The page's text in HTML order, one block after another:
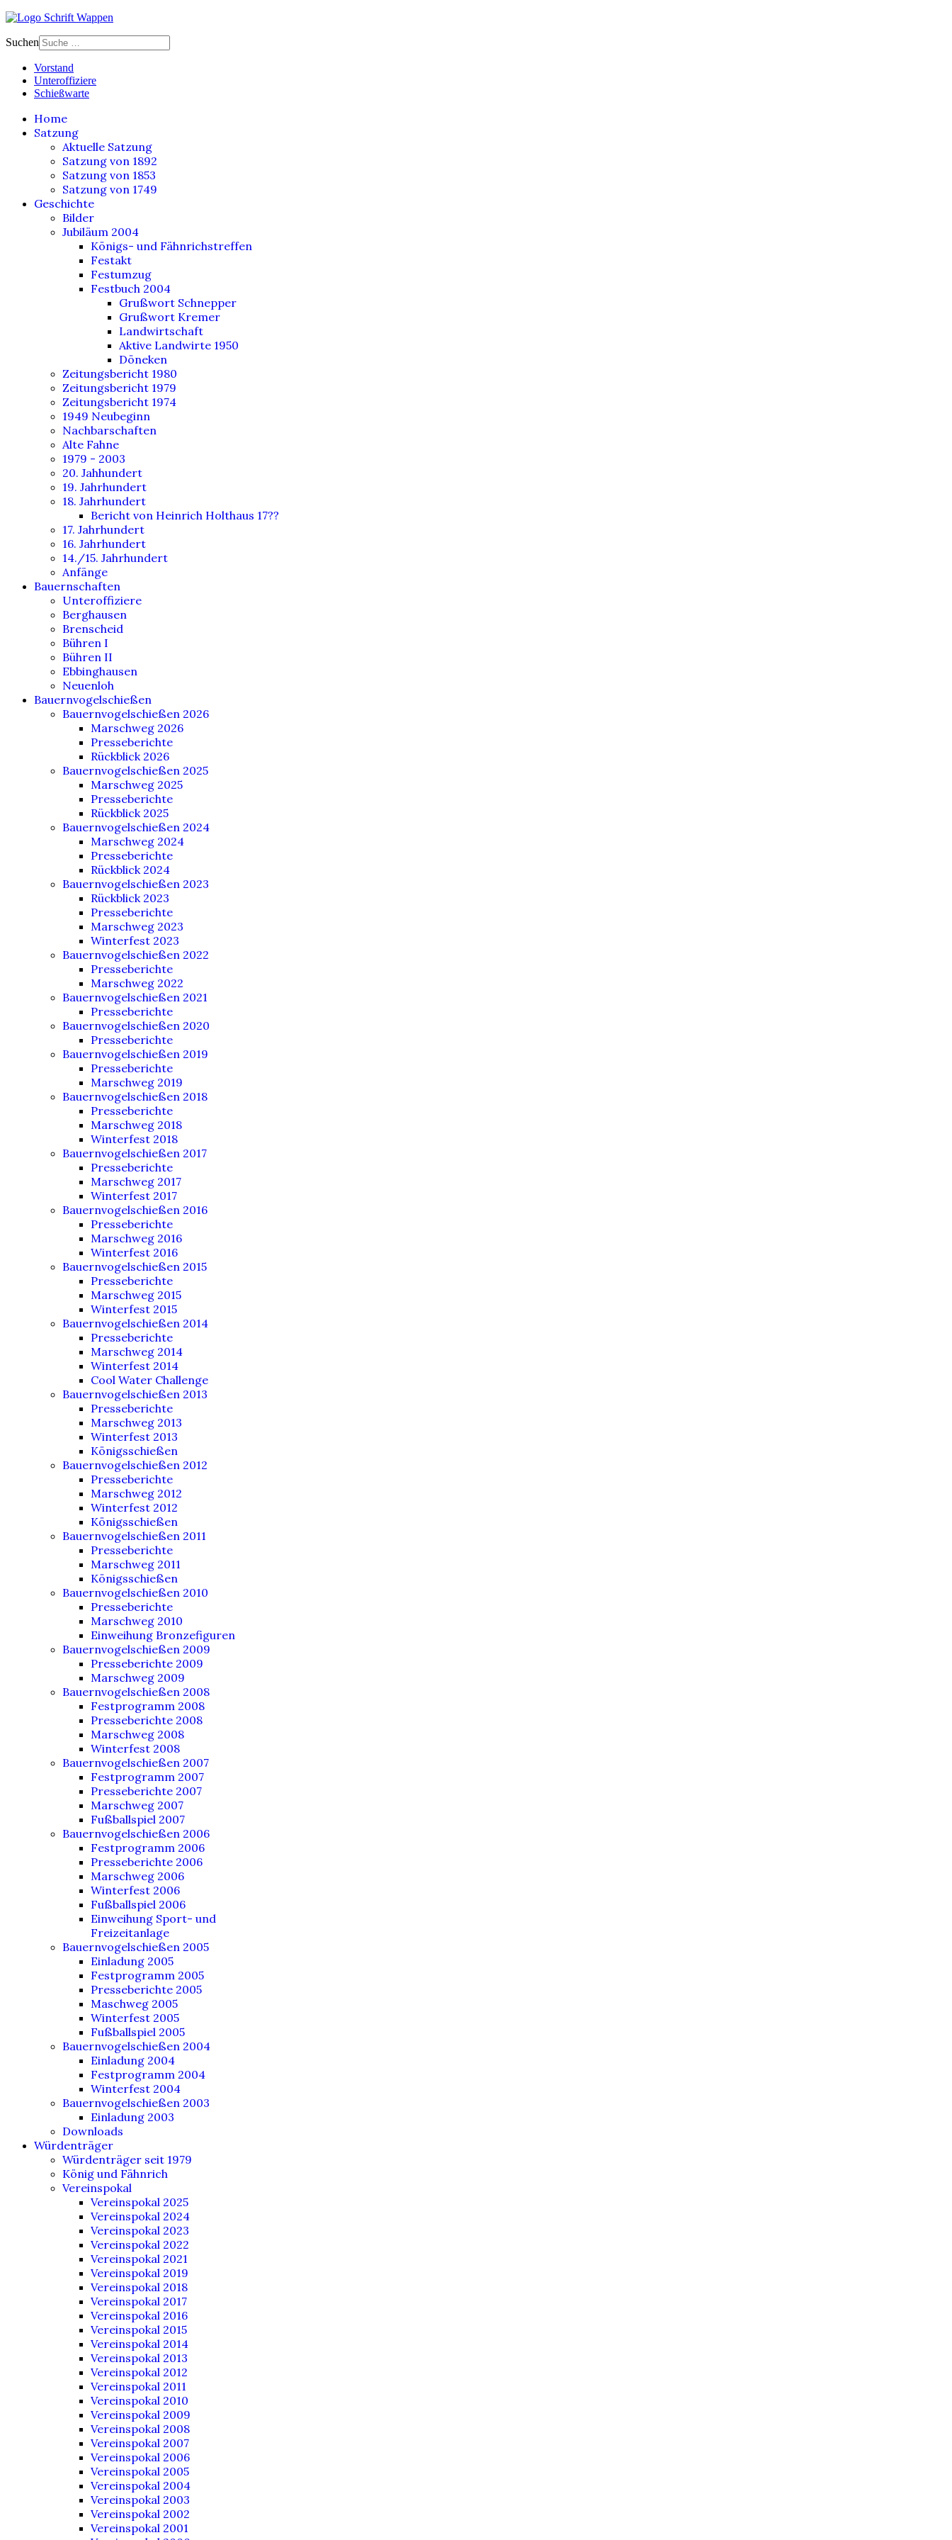
Suchen
Vorstand
Unteroffiziere
Schießwarte
Home
Satzung
Aktuelle Satzung
Satzung von 1892
Satzung von 1853
Satzung von 1749
Geschichte
Bilder
Jubiläum 2004
Königs- und Fähnrichstreffen
Festakt
Festumzug
Festbuch 2004
Grußwort Schnepper
Grußwort Kremer
Landwirtschaft
Aktive Landwirte 1950
Döneken
Zeitungsbericht 1980
Zeitungsbericht 1979
Zeitungsbericht 1974
1949 Neubeginn
Nachbarschaften
Alte Fahne
1979 - 2003
20. Jahhundert
19. Jahrhundert
18. Jahrhundert
Bericht von Heinrich Holthaus 17??
17. Jahrhundert
16. Jahrhundert
14./15. Jahrhundert
Anfänge
Bauernschaften
Unteroffiziere
Berghausen
Brenscheid
Bühren I
Bühren II
Ebbinghausen
Neuenloh
Bauernvogelschießen
Bauernvogelschießen 2026
Marschweg 2026
Presseberichte
Rückblick 2026
Bauernvogelschießen 2025
Marschweg 2025
Presseberichte
Rückblick 2025
Bauernvogelschießen 2024
Marschweg 2024
Presseberichte
Rückblick 2024
Bauernvogelschießen 2023
Rückblick 2023
Presseberichte
Marschweg 2023
Winterfest 2023
Bauernvogelschießen 2022
Presseberichte
Marschweg 2022
Bauernvogelschießen 2021
Presseberichte
Bauernvogelschießen 2020
Presseberichte
Bauernvogelschießen 2019
Presseberichte
Marschweg 2019
Bauernvogelschießen 2018
Presseberichte
Marschweg 2018
Winterfest 2018
Bauernvogelschießen 2017
Presseberichte
Marschweg 2017
Winterfest 2017
Bauernvogelschießen 2016
Presseberichte
Marschweg 2016
Winterfest 2016
Bauernvogelschießen 2015
Presseberichte
Marschweg 2015
Winterfest 2015
Bauernvogelschießen 2014
Presseberichte
Marschweg 2014
Winterfest 2014
Cool Water Challenge
Bauernvogelschießen 2013
Presseberichte
Marschweg 2013
Winterfest 2013
Königsschießen
Bauernvogelschießen 2012
Presseberichte
Marschweg 2012
Winterfest 2012
Königsschießen
Bauernvogelschießen 2011
Presseberichte
Marschweg 2011
Königsschießen
Bauernvogelschießen 2010
Presseberichte
Marschweg 2010
Einweihung Bronzefiguren
Bauernvogelschießen 2009
Presseberichte 2009
Marschweg 2009
Bauernvogelschießen 2008
Festprogramm 2008
Presseberichte 2008
Marschweg 2008
Winterfest 2008
Bauernvogelschießen 2007
Festprogramm 2007
Presseberichte 2007
Marschweg 2007
Fußballspiel 2007
Bauernvogelschießen 2006
Festprogramm 2006
Presseberichte 2006
Marschweg 2006
Winterfest 2006
Fußballspiel 2006
Einweihung Sport- und
Freizeitanlage
Bauernvogelschießen 2005
Einladung 2005
Festprogramm 2005
Presseberichte 2005
Maschweg 2005
Winterfest 2005
Fußballspiel 2005
Bauernvogelschießen 2004
Einladung 2004
Festprogramm 2004
Winterfest 2004
Bauernvogelschießen 2003
Einladung 2003
Downloads
Würdenträger
Würdenträger seit 1979
König und Fähnrich
Vereinspokal
Vereinspokal 2025
Vereinspokal 2024
Vereinspokal 2023
Vereinspokal 2022
Vereinspokal 2021
Vereinspokal 2019
Vereinspokal 2018
Vereinspokal 2017
Vereinspokal 2016
Vereinspokal 2015
Vereinspokal 2014
Vereinspokal 2013
Vereinspokal 2012
Vereinspokal 2011
Vereinspokal 2010
Vereinspokal 2009
Vereinspokal 2008
Vereinspokal 2007
Vereinspokal 2006
Vereinspokal 2005
Vereinspokal 2004
Vereinspokal 2003
Vereinspokal 2002
Vereinspokal 2001